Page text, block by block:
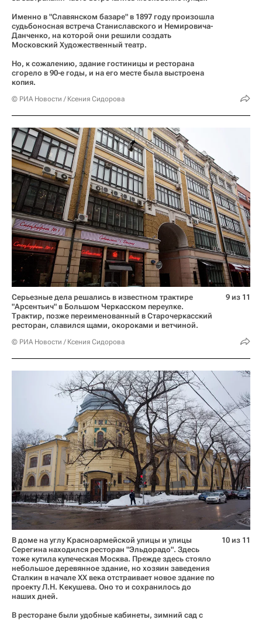
Именно в "Славянском базаре" в 1897 году произошла
судьбоносная встреча Станиславского и Немировича-
Данченко, на которой они решили создать
Московский Художественный театр.
Но, к сожалению, здание гостиницы и ресторана
сгорело в 90-е годы, и на его месте была выстроена
копия.
© РИА Новости / Ксения Сидорова
Серьезные дела решались в известном трактире
"Арсентьич" в Большом Черкасском переулке.
Трактир, позже переименованный в Старочеркасский
ресторан, славился щами, окороками и ветчиной.
© РИА Новости / Ксения Сидорова
9 из 11
В доме на углу Красноармейской улицы и улицы
Серегина находился ресторан "Эльдорадо". Здесь
тоже кутила купеческая Москва. Прежде здесь стояло
небольшое деревянное здание, но хозяин заведения
Сталкин в начале ХХ века отстраивает новое здание по
проекту Л.Н. Кекушева. Оно то и сохранилось до
наших дней.
В ресторане были удобные кабинеты, зимний сад с
10 из 11